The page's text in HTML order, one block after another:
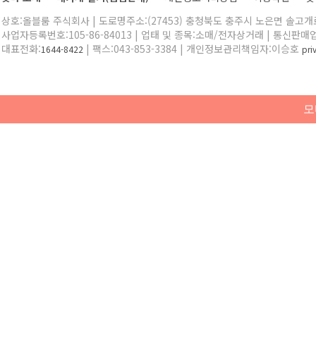
상호:올블룸 주식회사 | 도로명주소:(27453) 충청북도 충주시 노은면 솔고
사업자등록번호:105-86-84013 | 업태 및 종목:소매/전자상거래 | 통신판매
대표전화:1644-8422 | 팩스:043-853-3384 | 개인정보관리책임자:이승호